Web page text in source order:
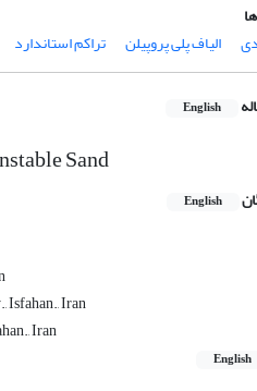
الیاف پلی پروپیلن تراکم استاندارد
English
Sand
English
Isfahan., Iran
Iran
English